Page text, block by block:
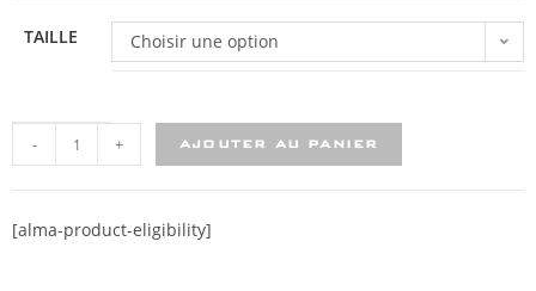
TAILLE Choisir une option
- + AJOUTER AU PANIER
[alma-product-eligibility]